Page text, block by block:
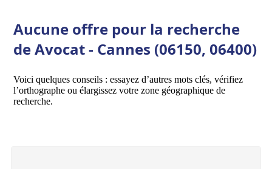
Aucune offre pour la recherche
de Avocat - Cannes (06150, 06400)
Voici quelques conseils : essayez d’autres mots clés, vérifiez
l’orthographe ou élargissez votre zone géographique de
recherche.